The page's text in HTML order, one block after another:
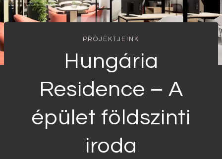
PROJEKTJEINK
Hungária
Residence – A
épület földszinti
iroda